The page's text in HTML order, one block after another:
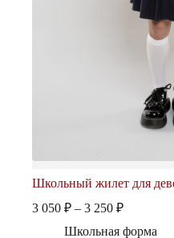
Школьный жилет для
3 050 ₽ – 3 250 ₽Диапазон
3
Школьная форма